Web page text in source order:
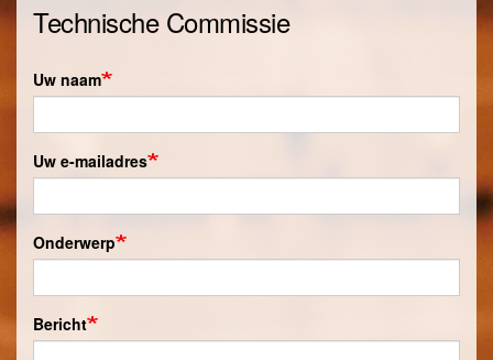
Technische Commissie
Uw naam
Uw e-mailadres
Onderwerp
Bericht